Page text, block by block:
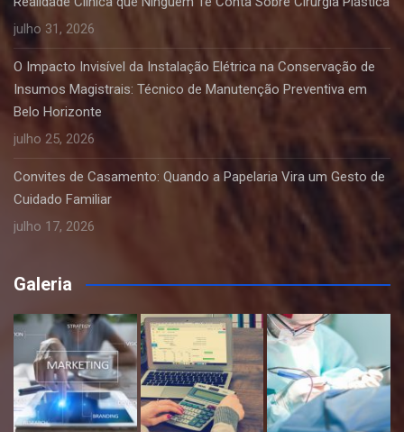
julho 31, 2026
O Impacto Invisível da Instalação Elétrica na Conservação de
Insumos Magistrais: Técnico de Manutenção Preventiva em
Belo Horizonte
julho 25, 2026
Convites de Casamento: Quando a Papelaria Vira um Gesto de
Cuidado Familiar
julho 17, 2026
Galeria